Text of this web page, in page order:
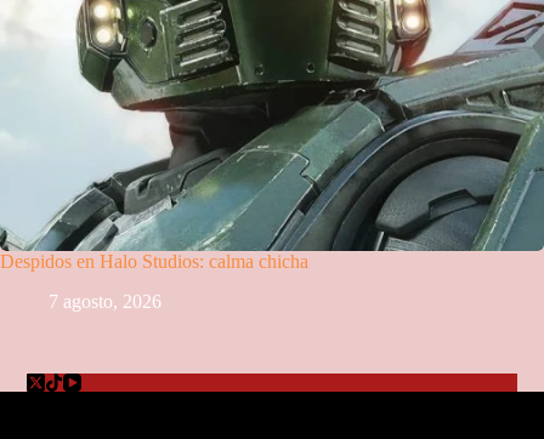
Despidos en Halo Studios: calma chicha
7 agosto, 2026